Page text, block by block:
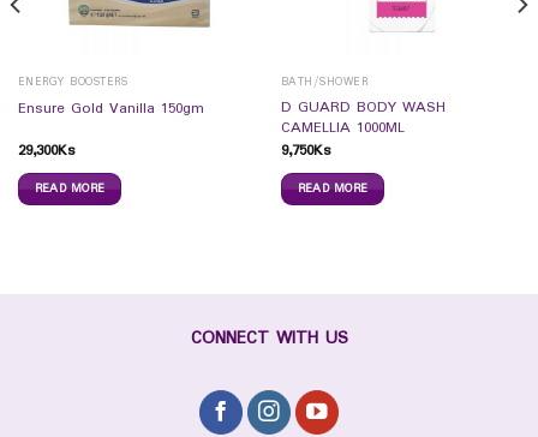
ENERGY BOOSTERS
Ensure Gold Vanilla 150gm
29,300Ks
READ MORE
BATH/SHOWER
D GUARD BODY WASH
CAMELLIA 1000ML
9,750Ks
READ MORE
CONNECT WITH US